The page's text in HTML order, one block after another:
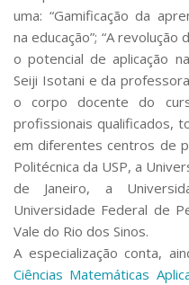
uma: “Gamificação da
na educação”; “A
o potencial de aplicação
Seiji Isotani e da
o corpo docente do
profissionais qualificados,
em diferentes centros de
Politécnica da USP, a
de Janeiro, a
Universidade Federal de
Vale do Rio dos Sinos.
A especialização conta,
Ciências Matemáticas